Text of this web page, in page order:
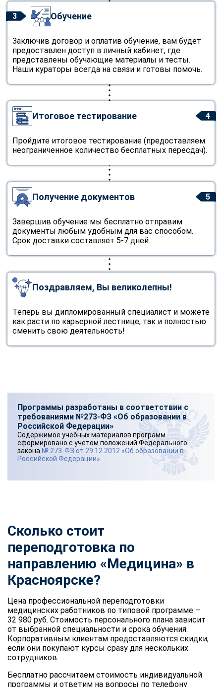
3 Обучение
Заключив договор и оплатив обучение, вам будет
предоставлен доступ в личный кабинет, где
представлены обучающие материалы и тесты.
Наши кураторы всегда на связи и готовы помочь.
4
Итоговое тестирование
Пройдите итоговое тестирование (предоставляем
неограниченное количество бесплатных пересдач).
5
Получение документов
Завершив обучение мы бесплатно отправим
документы любым удобным для вас способом.
Срок доставки составляет 5-7 дней.
Поздравляем, Вы великолепны!
Теперь вы дипломированный специалист и можете
как расти по карьерной лестнице, так и полностью
сменить свою деятельность!
Программы разработаны в соответствии с
требованиями №273-ФЗ «Об образовании в
Российской Федерации»
Содержимое учебных материалов программ
сформировано с учетом положений Федерального
закона № 273-ФЗ от 29.12.2012 «Об образовании в
Российской Федерации»
Сколько стоит
переподготовка по
направлению «Медицина» в
Красноярске?
Цена профессиональной переподготовки
медицинских работников по типовой программе –
32 980 руб. Стоимость персонального плана зависит
от выбранной специальности и срока обучения.
Корпоративным клиентам предоставляются скидки,
если они покупают курсы сразу для нескольких
сотрудников.
Бесплатно рассчитаем стоимость индивидуальной
программы и ответим на вопросы по телефону